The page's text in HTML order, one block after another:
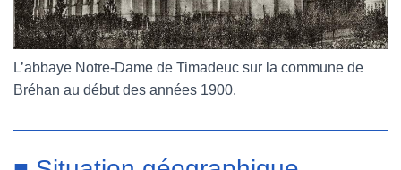
L’abbaye Notre-Dame de Timadeuc sur la commune de
Bréhan au début des années 1900.